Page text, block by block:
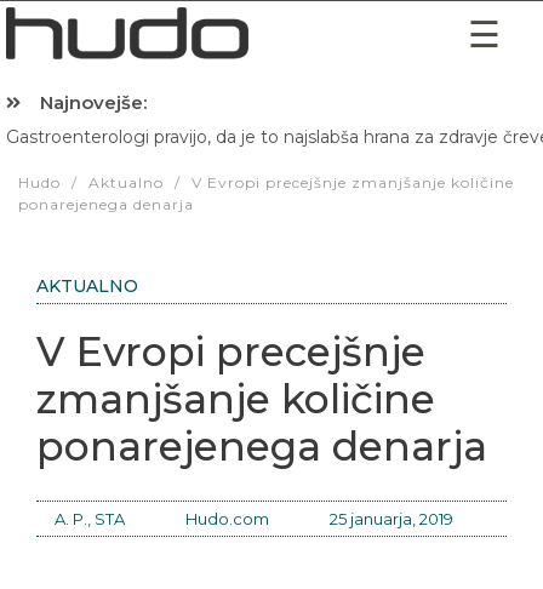
Najnovejše:
Gastroenterologi pravijo, da je to najslabša hrana za zdravje
Hudo / Aktualno /
V Evropi precejšnje zmanjšanje količine
ponarejenega denarja
AKTUALNO
V Evropi precejšnje
zmanjšanje količine
ponarejenega denarja
A. P., STA Hudo.com 25 januarja, 2019